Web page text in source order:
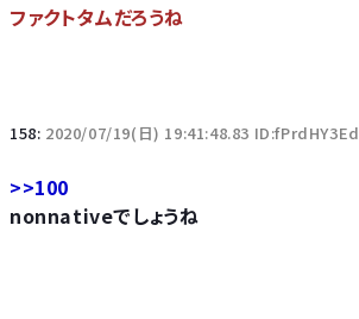
ファクトタムだろうね
158: 2020/07/19(日) 19:41:48.83 ID:fPrdHY3Ed
>>100
nonnativeでしょうね